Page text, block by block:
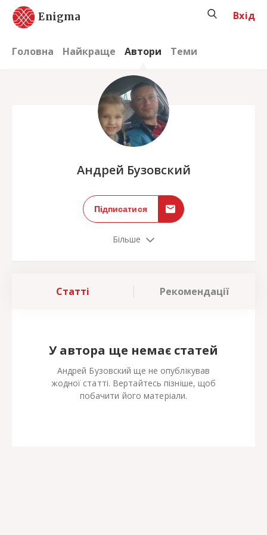
Enigma
Головна Найкраще Автори Теми
Вхід
Андрей Бузовский
Підписатися
Більше
Статті Рекомендації
У автора ще немає статей
Андрей Бузовский ще не опублікував
жодної статті. Вертайтесь пізніше, щоб
побачити його матеріали.